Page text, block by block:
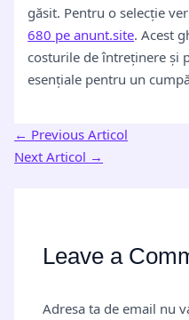
găsit. Pentru o selecție
680 pe anunt.site. Acest
costurile de întreținere și
esențiale pentru un
← Previous Articol
Next Articol →
Leave a
Adresa ta de email nu